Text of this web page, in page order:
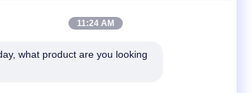
verticale TV del
d'acciaio del metallo
11:24 AM
what product are you looking